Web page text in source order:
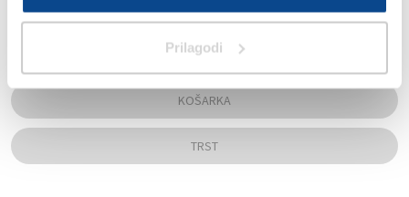
Prilagodi
TAGS:
JAN GRGIČ
KOŠARKA
TRST